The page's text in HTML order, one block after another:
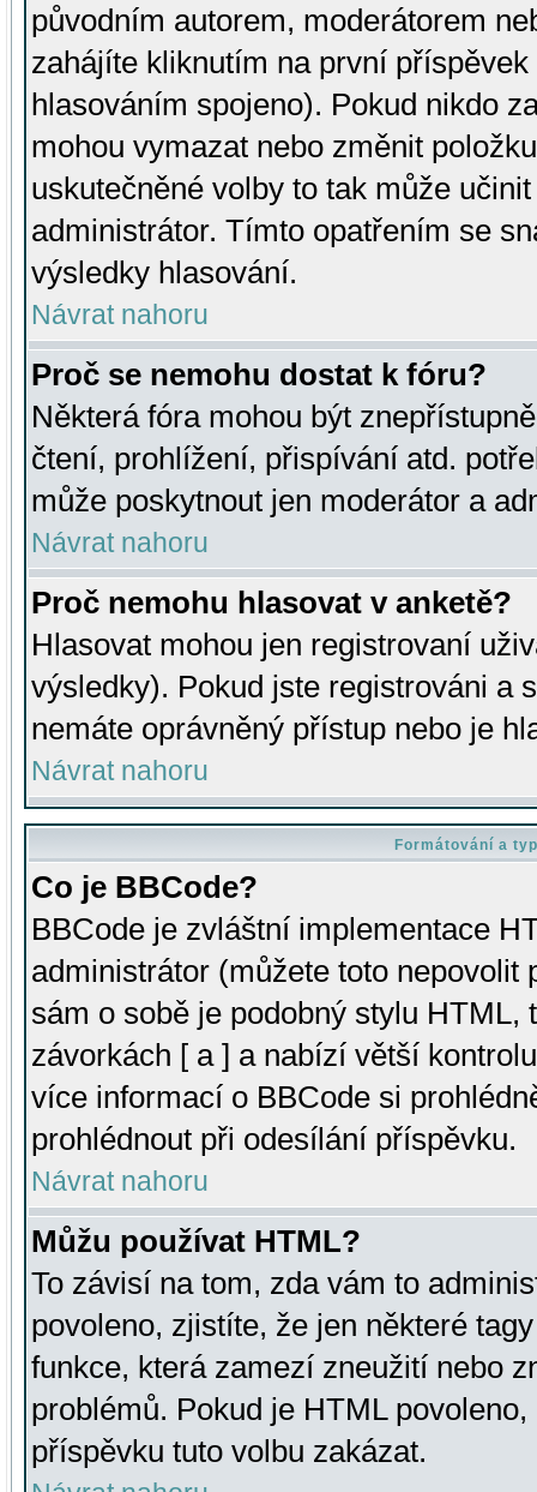
původním autorem, moderátorem
zahájíte kliknutím na první
hlasováním spojeno). Pokud nikdo
mohou vymazat nebo změnit
uskutečněné volby to tak může
administrátor. Tímto opatřením se
výsledky hlasování.
Návrat nahoru
Proč se nemohu dostat k fóru?
Některá fóra mohou být
čtení, prohlížení, přispívání atd.
může poskytnout jen moderátor a
Návrat nahoru
Proč nemohu hlasovat v anketě?
Hlasovat mohou jen registrovaní
výsledky). Pokud jste registrováni a
nemáte oprávněný přístup nebo je
Návrat nahoru
Formátování a
Co je BBCode?
BBCode je zvláštní implementace
administrátor (můžete toto
sám o sobě je podobný stylu HTML,
závorkách [ a ] a nabízí větší
více informací o BBCode si
prohlédnout při odesílání příspěvku.
Návrat nahoru
Můžu používat HTML?
To závisí na tom, zda vám to
povoleno, zjistíte, že jen některé
funkce, která zamezí zneužití nebo
problémů. Pokud je HTML
příspěvku tuto volbu zakázat.